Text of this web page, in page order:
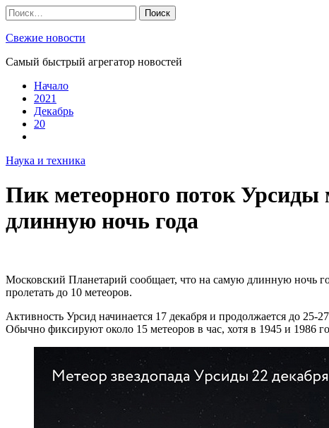
Skip
to
content
Найти:
Свежие новости
Самый быстрый агрегатор новостей
Начало
2021
Декабрь
20
Наука и техника
Пик метеорного поток Урсиды
длинную ночь года
Московский Планетарий сообщает, что на самую длинную ночь
пролетать до 10 метеоров.
Активность Урсид начинается 17 декабря и продолжается до 25-
Обычно фиксируют около 15 метеоров в час, хотя в 1945 и 1986